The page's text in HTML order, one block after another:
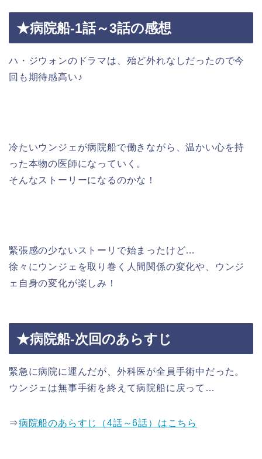
★病院船-1話～3話の感想
ハ・ジウォンのドラマは、殆ど外れなしだったので今
回も期待感高い♪
冷たいウンジェが病院船で働きながら、温かい心を持
った本物の医師になっていく。
そんなストーリーになるのかな！
緊張感の少ないストーリで始まったけど…
徐々にウンジェを取り巻く人間関係の変化や、ウンジ
ェ自身の変化が楽しみ！
★病院船-次回のあらすじ
緊急に病院に運んだが、外科医が全員手術中だった。
ウンジェは無事手術を終えて病院船に戻って…
⇒病院船のあらすじ（4話～6話）はこちら